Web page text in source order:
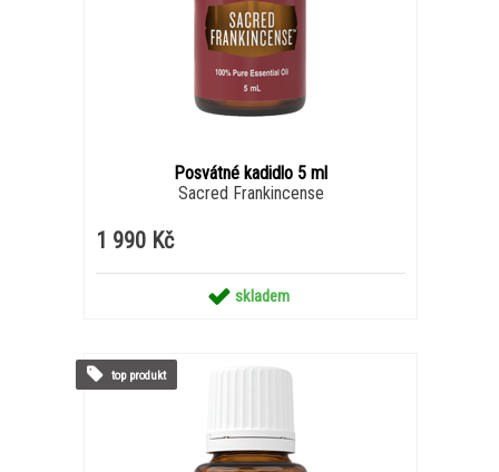
Posvátné kadidlo 5 ml
Sacred Frankincense
1 990 Kč
skladem
top produkt